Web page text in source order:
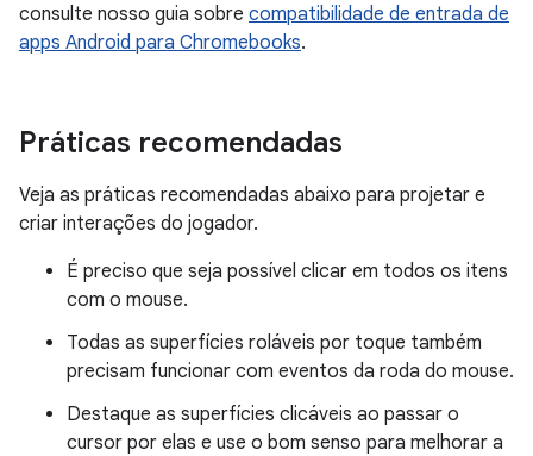
consulte nosso guia sobre compatibilidade de entrada de
apps Android para Chromebooks.
Práticas recomendadas
Veja as práticas recomendadas abaixo para projetar e
criar interações do jogador.
É preciso que seja possível clicar em todos os itens
com o mouse.
Todas as superfícies roláveis por toque também
precisam funcionar com eventos da roda do mouse.
Destaque as superfícies clicáveis ao passar o
cursor por elas e use o bom senso para melhorar a